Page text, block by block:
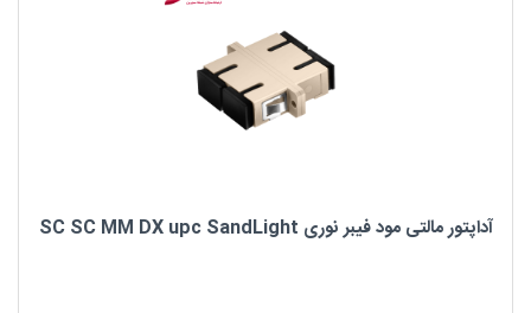
آداپتور مالتی مود فیبر نوری SC SC MM DX upc SandLight